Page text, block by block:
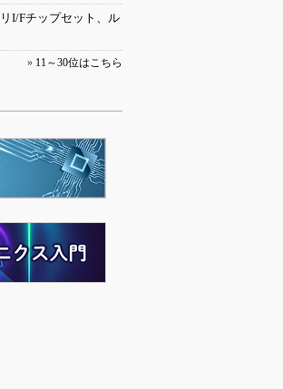
I/Fチップセット、ル
» 11～30位はこちら